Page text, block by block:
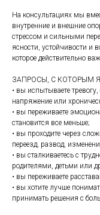
На консультациях мы
внутренние и внешние
стрессом и сильными
ясности, устойчивости и
которое действительно
ЗАПРОСЫ, С КОТОРЫМ
• вы испытываете
напряжение или
• вы переживаете
становится все меньше;
• вы проходите через
переезд, развод,
• вы сталкиваетесь с
родителями, детьми или
• вы переживаете
• вы хотите лучше
принимать решения с